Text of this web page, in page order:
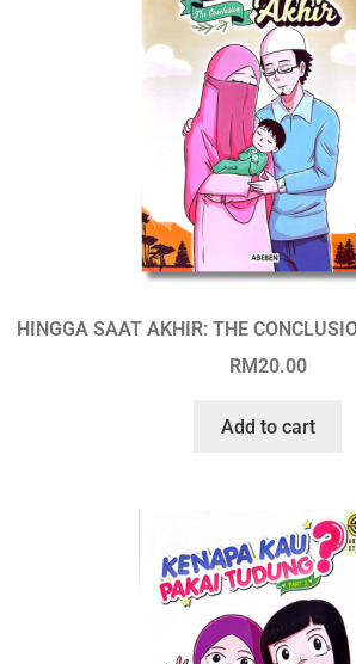
HINGGA SAAT AKHIR: THE
RM20.00
Add to cart